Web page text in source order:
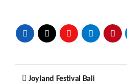
Post
Joyland Festival Bali